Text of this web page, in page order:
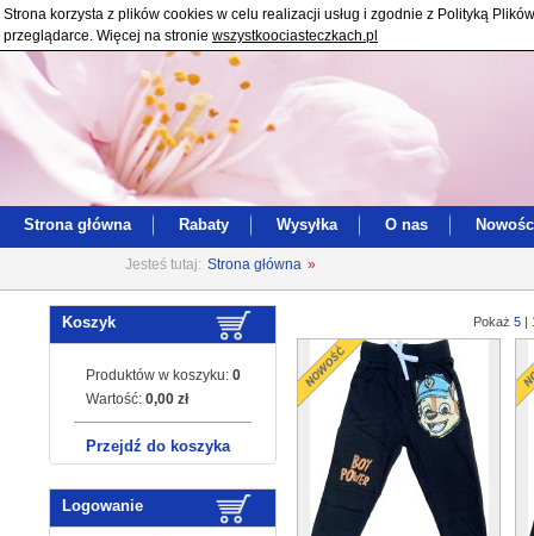
Strona korzysta z plików cookies w celu realizacji usług i zgodnie z Polityką
przeglądarce. Więcej na stronie wszystkoociasteczkach.pl
Strona główna Rabaty Wysyłka O nas
Jesteś tutaj: Strona główna »
Koszyk
Produktów w koszyku: 0
Wartość: 0,00 zł
Przejdź do koszyka
Logowanie
Pokaż 5 |